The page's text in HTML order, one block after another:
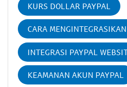
KURS DOLLAR PAYPAL
CARA
INTEGRASI PAYPAL
KEAMANAN AKUN PAYPAL